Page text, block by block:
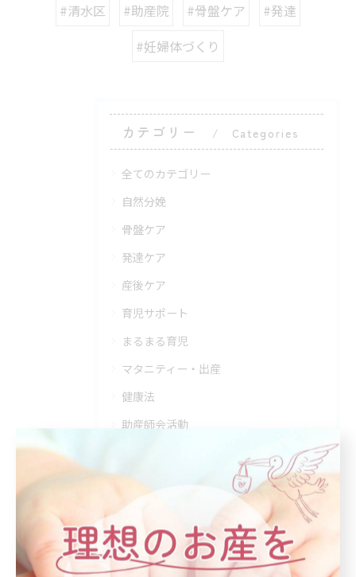
#清水区 #助産院 #骨盤ケア
#発達
#妊婦体づくり
カテゴリー Categories
全てのカテゴリー
自然分娩
骨盤ケア
発達ケア
産後ケア
育児サポート
まるまる育児
マタニティー・出産
健康法
助産師会活動
産婆の玉手箱
講座
静岡さんばステーション